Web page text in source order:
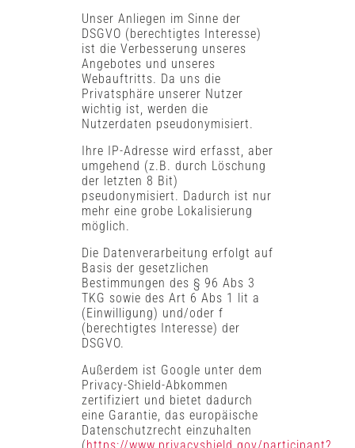
Unser Anliegen im Sinne der
DSGVO (berechtigtes Interesse)
ist die Verbesserung unseres
Angebotes und unseres
Webauftritts. Da uns die
Privatsphäre unserer Nutzer
wichtig ist, werden die
Nutzerdaten pseudonymisiert.
Ihre IP-Adresse wird erfasst, aber
umgehend (z.B. durch Löschung
der letzten 8 Bit)
pseudonymisiert. Dadurch ist nur
mehr eine grobe Lokalisierung
möglich.
Die Datenverarbeitung erfolgt auf
Basis der gesetzlichen
Bestimmungen des § 96 Abs 3
TKG sowie des Art 6 Abs 1 lit a
(Einwilligung) und/oder f
(berechtigtes Interesse) der
DSGVO.
Außerdem ist Google unter dem
Privacy-Shield-Abkommen
zertifiziert und bietet dadurch
eine Garantie, das europäische
Datenschutzrecht einzuhalten